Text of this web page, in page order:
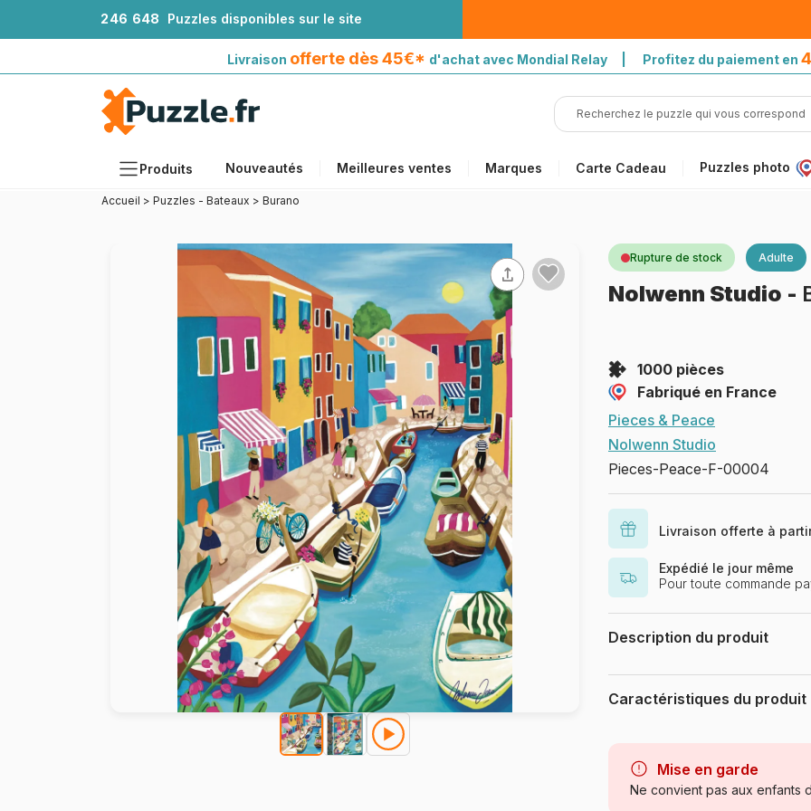
246 648 Puzzles disponibles sur le site
Livraison offerte dès 45€* d'achat avec Mondial Relay | Profitez du paiement en
Produits Nouveautés Meilleures ventes Marques Carte Cadeau Puzzles photo
Peinture au numéro
avec Mondial Relay
Accueil > Puzzles - Bateaux > Burano
Rupture de stock Adulte
Nolwenn Studio -
1000 pièces
Fabriqué en France
Pieces & Peace
Nolwenn Studio
Pieces-Peace-F-00004
Livraison offerte à
Expédié le jour même
Pour toute commande
Description du produit
Nolwenn Studio
Was ist das Besondere an den
Die Puzzles werden vollständig
ökologischen Fußabdruck der
besonders angenehme
Sie ein entspannendes Puzzles
Caractéristiques du produit
Catégorie
Age
Mise en garde
Ne convient pas aux enfants